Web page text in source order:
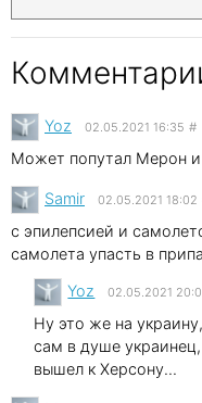
Yoz 02.05.2021 16:35 #
Может попутал Мерон и
Samir 02.05.2021 18:02
с эпилепсией и
самолета упасть в
Yoz 02.05.2021
Ну это же на
сам в душе
вышел к Херсону...